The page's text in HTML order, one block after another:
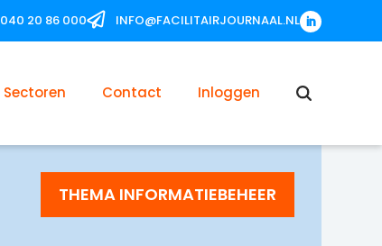
040 20 86 000 INFO@FACILITAIRJOURNAAL.NL
Sectoren Contact Inloggen
THEMA INFORMATIEBEHEER